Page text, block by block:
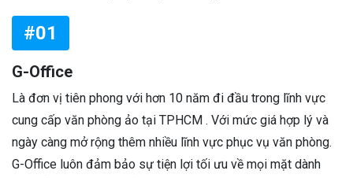
#01
G-Office
Là đơn vị tiên phong với hơn 10 năm đi đầu trong lĩnh vực
cung cấp văn phòng ảo tại TPHCM . Với mức giá hợp lý và
ngày càng mở rộng thêm nhiều lĩnh vực phục vụ văn phòng.
G-Office luôn đảm bảo sự tiện lợi tối ưu về mọi mặt dành